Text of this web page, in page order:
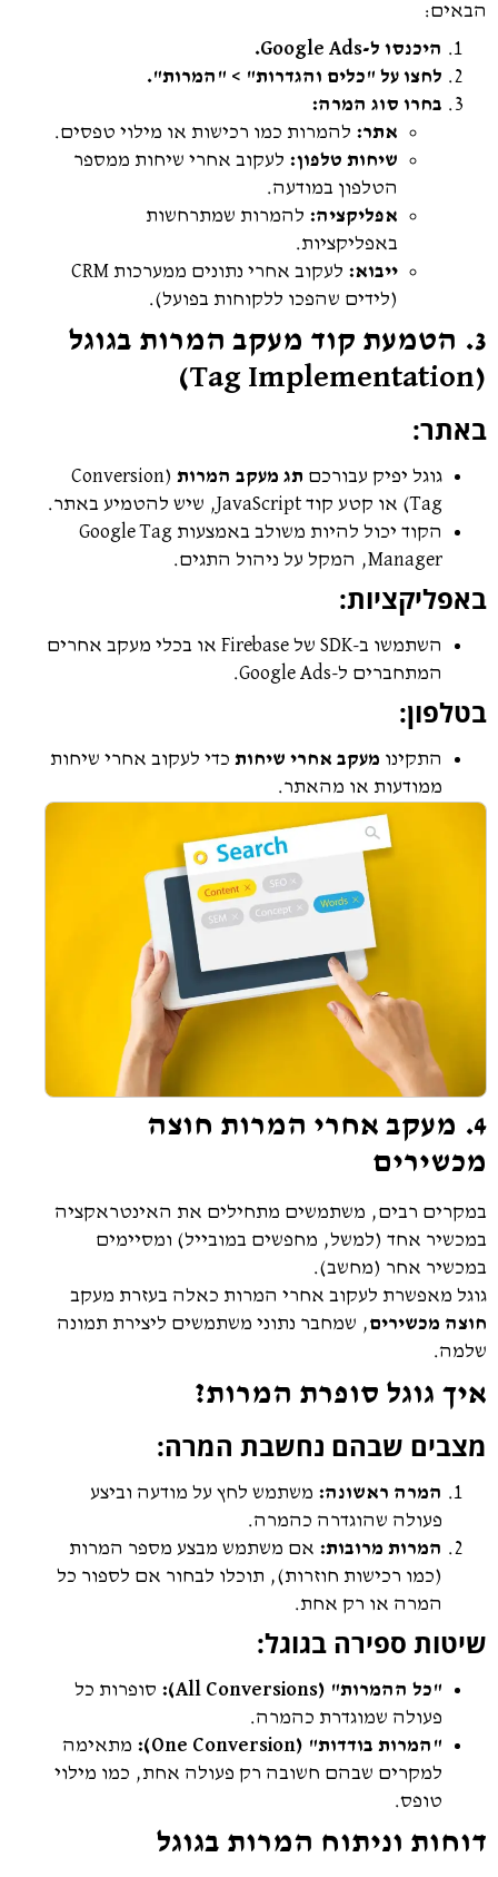
הבאים:
היכנסו ל-Google Ads.
לחצו על "כלים והגדרות" > "המרות".
בחרו סוג המרה:
אתר: להמרות כמו רכישות או מילוי טפסים.
שיחות טלפון: לעקוב אחרי שיחות ממספר
הטלפון במודעה.
אפליקציה: להמרות שמתרחשות
באפליקציות.
ייבוא:
לעקוב אחרי נתונים ממערכות CRM
(לידים שהפכו ללקוחות בפועל).
3. הטמעת קוד מעקב המרות בגוגל
(Tag Implementation)
באתר:
גוגל יפיק עבורכם תג מעקב המרות
(Conversion
Tag) או קטע קוד JavaScript, שיש להטמיע באתר.
הקוד יכול להיות משולב באמצעות Google Tag
Manager, המקל על ניהול התגים.
באפליקציות:
השתמשו ב-SDK של Firebase או בכלי מעקב אחרים
המתחברים ל-Google Ads.
בטלפון:
התקינו מעקב אחרי שיחות כדי לעקוב אחרי שיחות
ממודעות או מהאתר.
4. מעקב אחרי המרות חוצה
מכשירים
במקרים רבים, משתמשים מתחילים את האינטראקציה
במכשיר אחד (למשל, מחפשים במובייל) ומסיימים
במכשיר אחר (מחשב).
גוגל מאפשרת לעקוב אחרי המרות כאלה בעזרת מעקב
חוצה מכשירים, שמחבר נתוני משתמשים ליצירת תמונה
שלמה.
איך גוגל סופרת המרות?
מצבים שבהם נחשבת המרה:
המרה ראשונה: משתמש לחץ על מודעה וביצע
פעולה שהוגדרה כהמרה.
המרות מרובות: אם משתמש מבצע מספר המרות
(כמו רכישות חוזרות), תוכלו לבחור אם לספור כל
המרה או רק אחת.
שיטות ספירה בגוגל:
"כל ההמרות" (All Conversions):
סופרות כל
פעולה שמוגדרת כהמרה.
"המרות בודדות" (One Conversion):
מתאימה
למקרים שבהם חשובה רק פעולה אחת, כמו מילוי
טופס.
דוחות וניתוח המרות בגוגל